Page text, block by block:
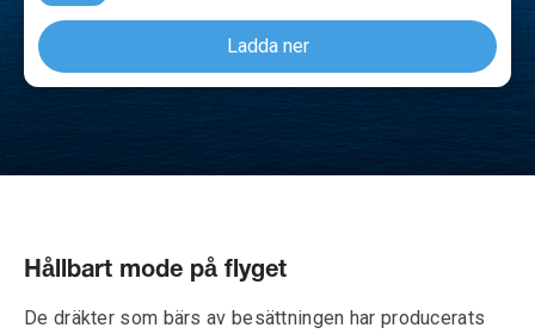
Ladda ner
Hållbart mode på flyget
De dräkter som bärs av besättningen har producerats